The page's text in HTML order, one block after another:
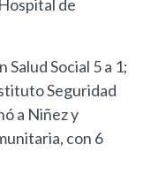
de
Social 5 a 1;
Seguridad
a Niñez y
con 6